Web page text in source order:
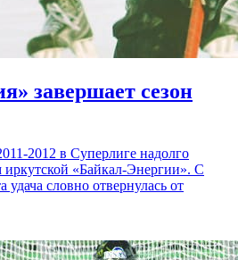
завершает сезон
2012 в Суперлиге надолго
«Байкал-Энергии». С
удача словно отвернулась от